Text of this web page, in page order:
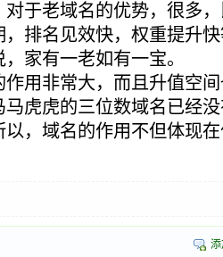
对于老域名的优势，很多
，排名见效快，权重提升
家有一老如有一宝。
非常大，而且升值空间
虎虎的三位数域名已经
以，域名的作用不但体现